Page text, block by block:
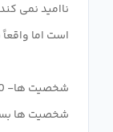
ناامید نمی
شخصیت ها